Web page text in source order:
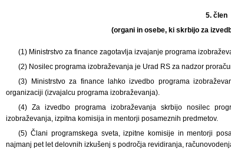
5. člen
(organi in osebe, ki skrbijo za
(1) Ministrstvo za finance zagotavlja izvajanje programa
(2) Nosilec programa izobraževanja je Urad RS za nadzor
(3) Ministrstvo za finance lahko izvedbo programa
organizaciji (izvajalcu programa izobraževanja).
(4) Za izvedbo programa izobraževanja skrbijo nosilec
izobraževanja, izpitna komisija in mentorji posameznih predmetov.
(5) Člani programskega sveta, izpitne komisije in mentorji
najmanj pet let delovnih izkušenj s področja revidiranja,